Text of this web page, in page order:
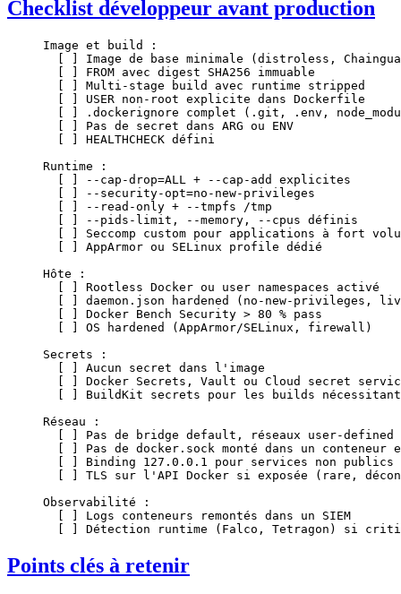
Checklist développeur avant production
Image et build :
[ ] Image de base minimale (distroless,
  [ ] FROM avec digest SHA256 immuable
  [ ] Multi-stage build avec runtime stripped
  [ ] USER non-root explicite dans Dockerfile
[ ] .dockerignore complet (.git, .env,
  [ ] Pas de secret dans ARG ou ENV
  [ ] HEALTHCHECK défini
Runtime :
  [ ] --cap-drop=ALL + --cap-add explicites
  [ ] --security-opt=no-new-privileges
  [ ] --read-only + --tmpfs /tmp
  [ ] --pids-limit, --memory, --cpus définis
[ ] Seccomp custom pour applications à fort
  [ ] AppArmor ou SELinux profile dédié
Hôte :
  [ ] Rootless Docker ou user namespaces activé
[ ] daemon.json hardened (no-new-privileges,
  [ ] Docker Bench Security > 80 % pass
  [ ] OS hardened (AppArmor/SELinux, firewall)
Secrets :
  [ ] Aucun secret dans l'image
[ ] Docker Secrets, Vault ou Cloud secret
[ ] BuildKit secrets pour les builds
Réseau :
  [ ] Pas de bridge default, réseaux user-defined
[ ] Pas de docker.sock monté dans un conteneur
  [ ] Binding 127.0.0.1 pour services non publics
[ ] TLS sur l'API Docker si exposée (rare,
Observabilité :
  [ ] Logs conteneurs remontés dans un SIEM
[ ] Détection runtime (Falco, Tetragon) si
Points clés à retenir